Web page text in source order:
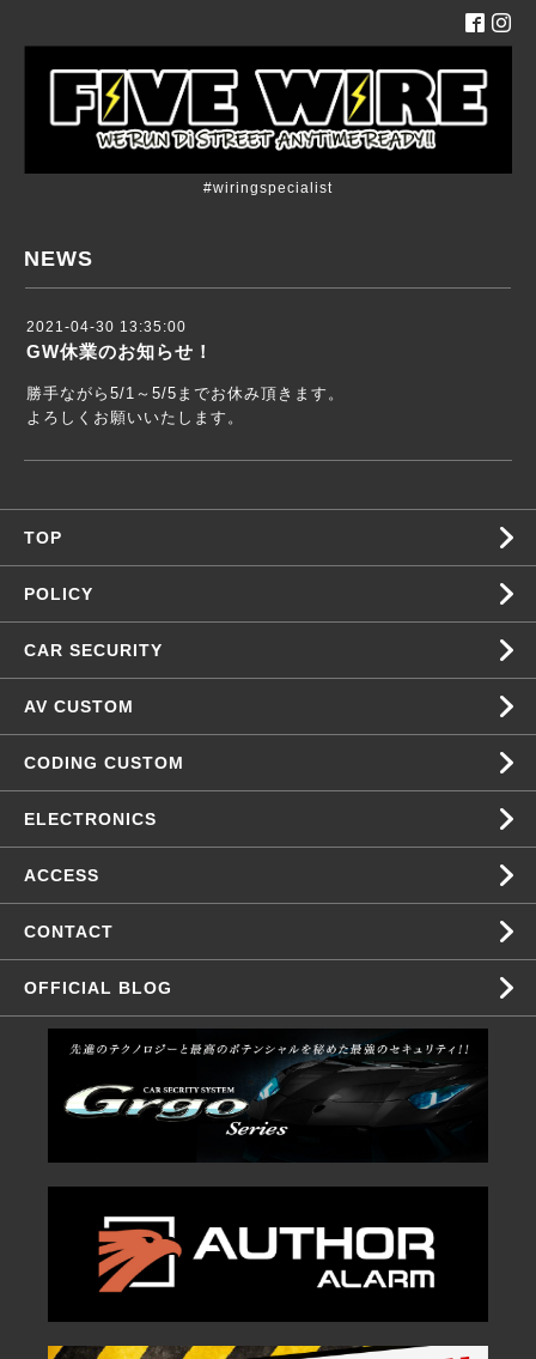
#wiringspecialist
NEWS
2021-04-30 13:35:00
GW休業のお知らせ！
勝手ながら5/1～5/5までお休み頂きます。
よろしくお願いいたします。
TOP
POLICY
CAR SECURITY
AV CUSTOM
CODING CUSTOM
ELECTRONICS
ACCESS
CONTACT
OFFICIAL BLOG